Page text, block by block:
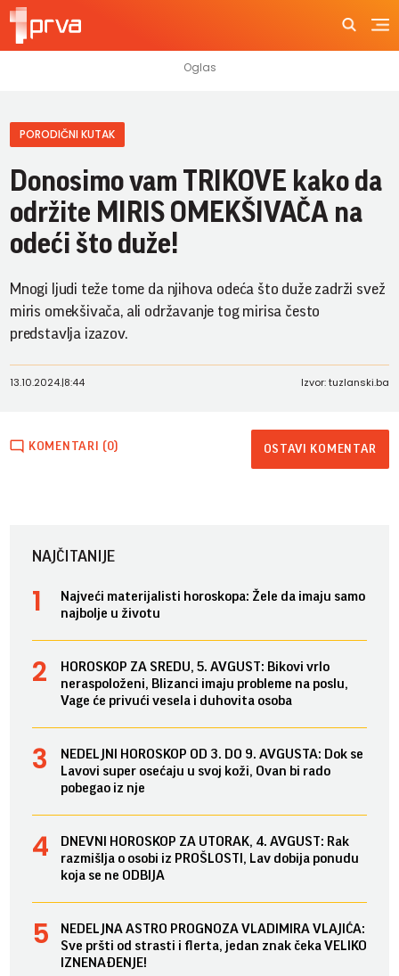
PORODIČNI KUTAK
Donosimo vam TRIKOVE kako da
održite MIRIS OMEKŠIVAČA na
odeći što duže!
Mnogi ljudi teže tome da njihova odeća što duže zadrži svež
miris omekšivača, ali održavanje tog mirisa često
predstavlja izazov.
13.10.2024.|8:44 Izvor: tuzlanski.ba
KOMENTARI (0) OSTAVI KOMENTAR
NAJČITANIJE
Najveći materijalisti horoskopa: Žele da imaju samo
najbolje u životu
HOROSKOP ZA SREDU, 5. AVGUST: Bikovi vrlo
neraspoloženi, Blizanci imaju probleme na poslu,
Vage će privući vesela i duhovita osoba
NEDELJNI HOROSKOP OD 3. DO 9. AVGUSTA: Dok se
Lavovi super osećaju u svoj koži, Ovan bi rado
pobegao iz nje
DNEVNI HOROSKOP ZA UTORAK, 4. AVGUST: Rak
razmišlja o osobi iz PROŠLOSTI, Lav dobija ponudu
koja se ne ODBIJA
NEDELJNA ASTRO PROGNOZA VLADIMIRA VLAJIĆA:
Sve pršti od strasti i flerta, jedan znak čeka VELIKO
IZNENAĐENJE!